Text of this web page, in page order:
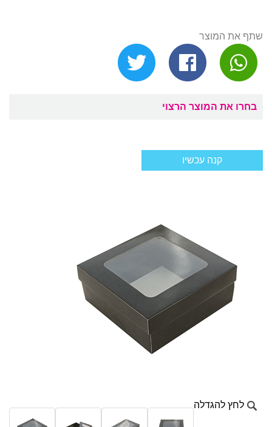
שתף את המוצר
בחרו את המוצר הרצוי
קנה עכשיו
לחץ להגדלה